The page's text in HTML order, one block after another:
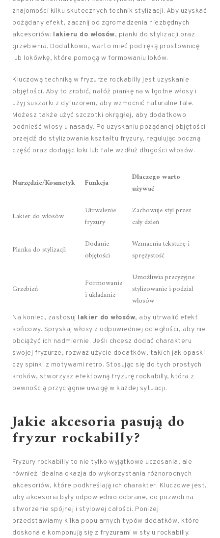
znajomości kilku skutecznych technik stylizacji. Aby uzyskać
pożądany efekt, zacznij od zgromadzenia niezbędnych
akcesoriów: lakieru do włosów, pianki do stylizacji oraz
grzebienia. Dodatkowo, warto mieć pod ręką prostownicę
lub lokówkę, które pomogą w formowaniu loków.
Kluczową techniką w fryzurze rockabilly jest uzyskanie
objętości. Aby to zrobić, nałóż piankę na wilgotne włosy i
użyj suszarki z dyfuzorem, aby wzmocnić naturalne fale.
Możesz także użyć szczotki okrągłej, aby dodatkowo
podnieść włosy u nasady. Po uzyskaniu pożądanej objętości
przejdź do stylizowania kształtu fryzury, regulując boczną
część oraz dodając loki lub fale wzdłuż długości włosów.
Narzędzie/Kosmetyk Funkcja
Dlaczego warto
używać
Lakier do włosów
Utrwalenie
fryzury
Zachowuje styl przez
cały dzień
Pianka do stylizacji
Dodanie
objętości
Wzmacnia teksturę i
sprężystość
Grzebień
Formowanie
i układanie
Umożliwia precyzyjne
stylizowanie i podział
włosów
Na koniec, zastosuj lakier do włosów, aby utrwalić efekt
końcowy. Spryskaj włosy z odpowiedniej odległości, aby nie
obciążyć ich nadmiernie. Jeśli chcesz dodać charakteru
swojej fryzurze, rozważ użycie dodatków, takich jak opaski
czy spinki z motywami retro. Stosując się do tych prostych
kroków, stworzysz efektowną fryzurę rockabilly, która z
pewnością przyciągnie uwagę w każdej sytuacji.
Jakie akcesoria pasują do
fryzur rockabilly?
Fryzury rockabilly to nie tylko wyjątkowe uczesania, ale
również idealna okazja do wykorzystania różnorodnych
akcesoriów, które podkreślają ich charakter. Kluczowe jest,
aby akcesoria były odpowiednio dobrane, co pozwoli na
stworzenie spójnej i stylowej całości. Poniżej
przedstawiamy kilka popularnych typów dodatków, które
doskonale komponują się z fryzurami w stylu rockabilly.